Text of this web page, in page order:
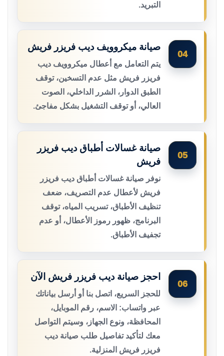
التبريد.
04
صيانة ميكروويف ديب فريزر فريش
يتم التعامل مع أعطال ميكروويف ديب
فريزر فريش مثل عدم التسخين، توقف
الطبق الدوار، الشرر الداخلي، الصوت
العالي، أو توقف التشغيل بشكل مفاجئ.
05
صيانة غسالات أطباق ديب فريزر
فريش
نوفر صيانة غسالات أطباق ديب فريزر
فريش لأعطال عدم التصريف، ضعف
تنظيف الأطباق، تسريب المياه، توقف
البرنامج، ظهور رموز الأعطال، أو عدم
تجفيف الأطباق.
06
احجز صيانة ديب فريزر فريش الآن
للحجز السريع، اتصل بنا أو أرسل بياناتك
عبر واتساب: الاسم، رقم الموبايل،
المحافظة، ونوع الجهاز، وسيتم التواصل
معك لتأكيد تفاصيل طلب صيانة ديب
فريزر فريش المنزلية.